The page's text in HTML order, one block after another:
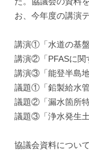
お、今年度の講演
講演①「水道の基
講演②「PFASに関
講演③「能登半島
議題①「鉛製給水
議題②「漏水箇所
議題③「浄水発生
協議会資料について